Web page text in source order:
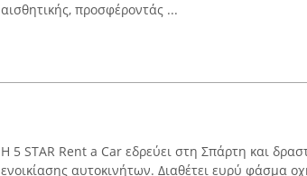
αισθητικής, προσφέροντάς ...
Η 5 STAR Rent a Car εδρεύει στη Σπάρτη και
ενοικίασης αυτοκινήτων. Διαθέτει ευρύ φάσμα